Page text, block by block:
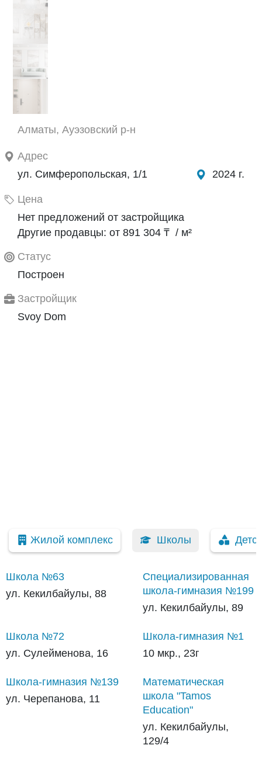
Алматы, Ауэзовский р-н
Адрес
ул. Симферопольская, 1/1
2024 г.
Цена
Нет предложений от застройщика
Другие продавцы: от 891 304 ₸ / м²
Статус
Построен
Застройщик
Svoy Dom
Жилой комплекс Школы
Школа №63
ул. Кекилбайулы, 88
Специализированная
школа-гимназия №199
ул. Кекилбайулы, 89
Школа №72
ул. Сулейменова, 16
Школа-гимназия №1
10 мкр., 23г
Школа-гимназия №139
ул. Черепанова, 11
Математическая
школа "Tamos
Education"
ул. Кекилбайулы,
129/4